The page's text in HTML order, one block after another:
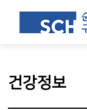
건강정보